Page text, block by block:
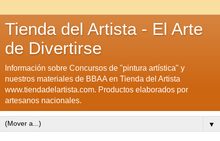
Tienda del Artista - El Arte
de Divertirse
Información sobre Concursos de "pintura artística" y
nuestros materiales de BBAA en Tienda del Artista
www.tiendadelartista.com. Productos elaborados por
artesanos nacionales.
▼